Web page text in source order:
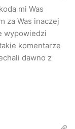
mi Was
za Was inaczej
wypowiedzi
komentarze
dawno z